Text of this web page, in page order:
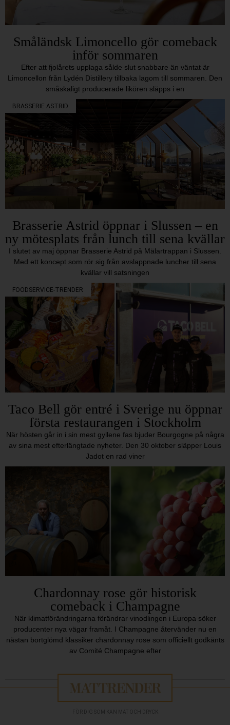
Småländsk Limoncello gör comeback
inför sommaren
Efter att fjolårets upplaga sålde slut snabbare än väntat är
Limoncellon från Lydén Distillery tillbaka lagom till sommaren. Den
småskaligt producerade likören släpps i en
BRASSERIE ASTRID
Brasserie Astrid öppnar i Slussen – en
ny mötesplats från lunch till sena kvällar
I slutet av maj öppnar Brasserie Astrid på Mälartrappan i Slussen.
Med ett koncept som rör sig från avslappnade luncher till sena
kvällar vill satsningen
FOODSERVICE-TRENDER
Taco Bell gör entré i Sverige nu öppnar
första restaurangen i Stockholm
När hösten går in i sin mest gyllene fas bjuder Bourgogne på några
av sina mest efterlängtade nyheter. Den 30 oktober släpper Louis
Jadot en rad viner
Chardonnay rose gör historisk
comeback i Champagne
När klimatförändringarna förändrar vinodlingen i Europa söker
producenter nya vägar framåt. I Champagne återvänder nu en
nästan bortglömd klassiker chardonnay rose som officiellt godkänts
av Comité Champagne efter
FÖR DIG SOM KAN MAT OCH DRYCK